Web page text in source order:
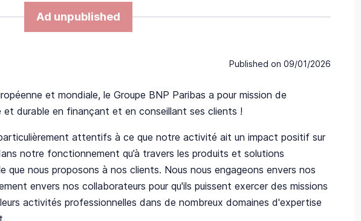
Ad unpublished
Published on 09/01/2026
et mondiale, le Groupe BNP Paribas a pour mission de
et durable en finançant et en conseillant ses clients !
attentifs à ce que notre activité ait un impact positif sur
notre fonctionnement qu’à travers les produits et solutions
que nous proposons à nos clients. Nous nous engageons envers nos
envers nos collaborateurs pour qu'ils puissent exercer des missions
activités professionnelles dans de nombreux domaines d'expertise